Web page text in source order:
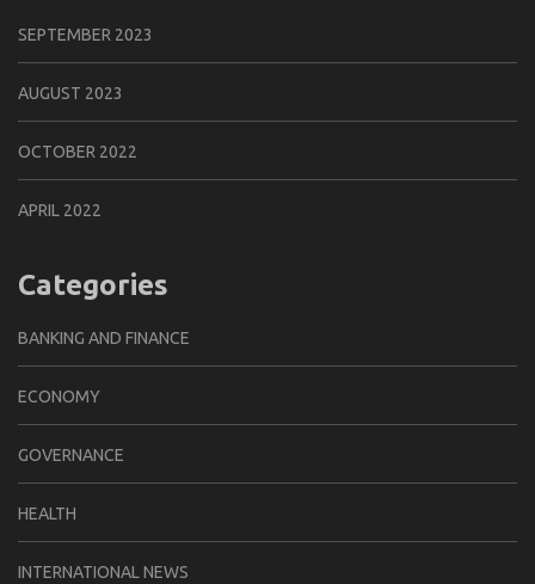
SEPTEMBER 2023
AUGUST 2023
OCTOBER 2022
APRIL 2022
Categories
BANKING AND FINANCE
ECONOMY
GOVERNANCE
HEALTH
INTERNATIONAL NEWS